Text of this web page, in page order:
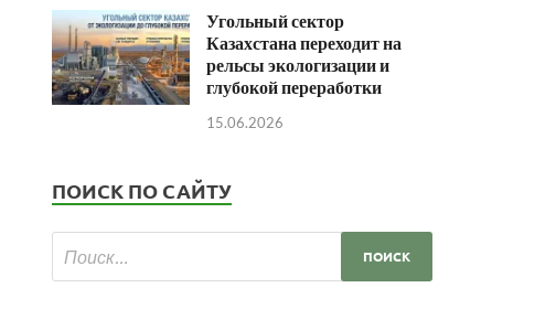
Угольный сектор
Казахстана переходит на
рельсы экологизации и
глубокой переработки
15.06.2026
ПОИСК ПО САЙТУ